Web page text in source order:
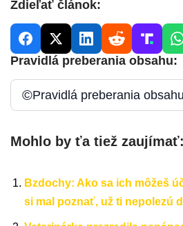
Zdieľať článok:
Pravidlá preberania obsahu:
©Pravidlá preberania obsahu
Mohlo by ťa tiež zaujímať:
Bzdochy: Ako sa ich môžeš
si mal poznať, už ti nepolezú